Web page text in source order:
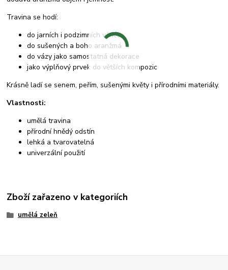
Travina se hodí:
do jarních i podzimních věnců
do sušených a boho aranžmá
do vázy jako samostatná dekorace
jako výplňový prvek do větších kompozic
Krásně ladí se senem, peřím, sušenými květy i přírodními materiály.
Vlastnosti:
umělá travina
přírodní hnědý odstín
lehká a tvarovatelná
univerzální použití
Zboží zařazeno v kategoriích
umělá zeleň